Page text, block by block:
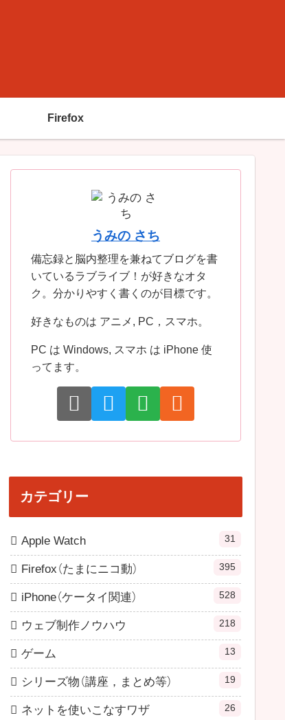
Firefox
うみの さち
備忘録と脳内整理を兼ねてブログを書
いているラブライブ！が好きなオタ
ク。分かりやすく書くのが目標です。
好きなものは アニメ, PC，スマホ。
PC は Windows, スマホ は iPhone 使
ってます。
カテゴリー
Apple Watch 31
Firefox（たまにニコ動） 395
iPhone（ケータイ関連） 528
ウェブ制作ノウハウ 218
ゲーム 13
シリーズ物（講座，まとめ等） 19
ネットを使いこなすワザ 26